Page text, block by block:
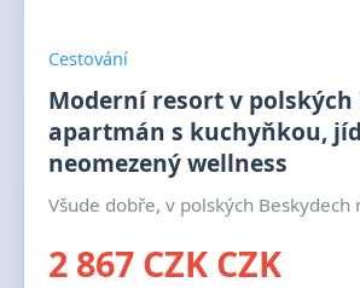
Cestování
Moderní resort v polských
apartmán s kuchyňkou,
neomezený wellness
Všude dobře, v polských Beskydech
2 867 CZK CZK